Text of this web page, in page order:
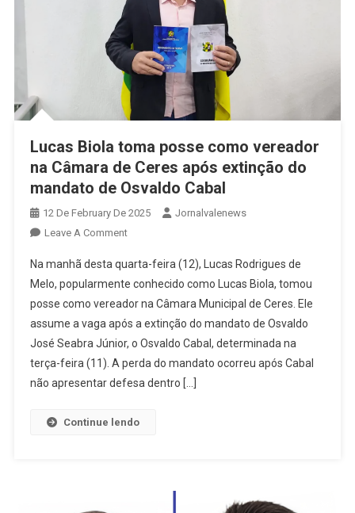
Lucas Biola toma posse como vereador
na Câmara de Ceres após extinção do
mandato de Osvaldo Cabal
12 De February De 2025
Jornalvalenews
Leave A CommentOn
Biola
Toma
Posse
Como
Vereador
Na
Câmara
Na manhã desta quarta-feira (12), Lucas Rodrigues de
Melo, popularmente conhecido como Lucas Biola, tomou
posse como vereador na Câmara Municipal de Ceres. Ele
assume a vaga após a extinção do mandato de Osvaldo
José Seabra Júnior, o Osvaldo Cabal, determinada na
terça-feira (11). A perda do mandato ocorreu após Cabal
não apresentar defesa dentro […]
Continue lendo